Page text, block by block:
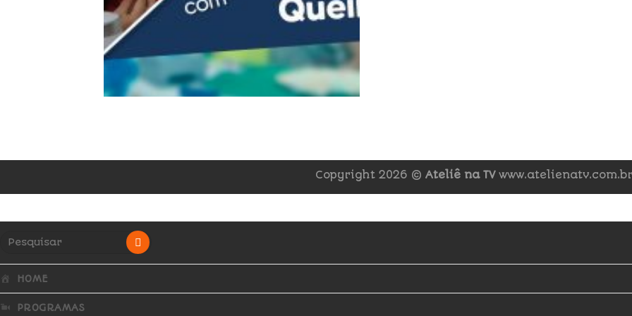
Copyright 2026 © Ateliê na TV
HOME
PROGRAMAS